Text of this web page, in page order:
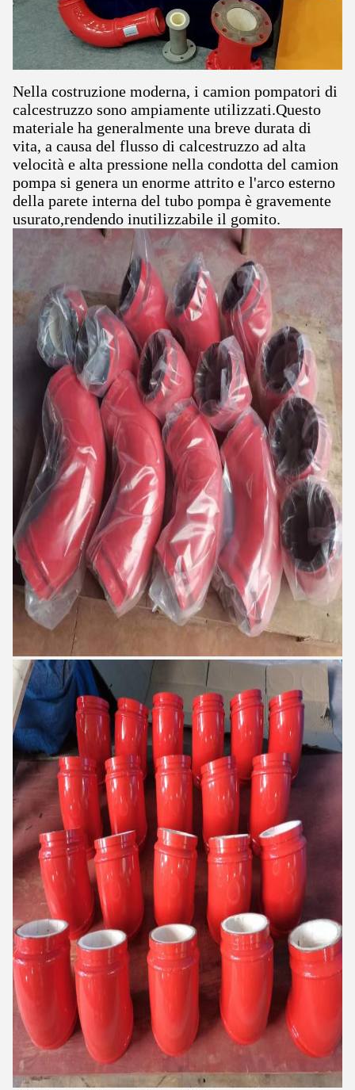
Nella costruzione moderna, i camion pompatori di
calcestruzzo sono ampiamente utilizzati.Questo
materiale ha generalmente una breve durata di
vita, a causa del flusso di calcestruzzo ad alta
velocità e alta pressione nella condotta del camion
pompa si genera un enorme attrito e l'arco esterno
della parete interna del tubo pompa è gravemente
usurato,rendendo inutilizzabile il gomito.